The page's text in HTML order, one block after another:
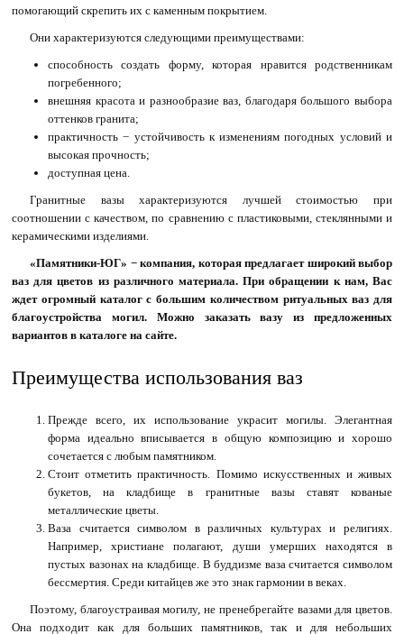
помогающий скрепить их с каменным покрытием.
Они характеризуются следующими преимуществами:
способность создать форму, которая нравится родственникам
погребенного;
внешняя красота и разнообразие ваз, благодаря большого выбора
оттенков гранита;
практичность − устойчивость к изменениям погодных условий и
высокая прочность;
доступная цена.
Гранитные вазы характеризуются лучшей стоимостью при
соотношении с качеством, по сравнению с пластиковыми, стеклянными и
керамическими изделиями.
«Памятники-ЮГ» − компания, которая предлагает широкий выбор
ваз для цветов из различного материала. При обращении к нам, Вас
ждет огромный каталог с большим количеством ритуальных ваз для
благоустройства могил. Можно заказать вазу из предложенных
вариантов в каталоге на сайте.
Преимущества использования ваз
Прежде всего, их использование украсит могилы. Элегантная
форма идеально вписывается в общую композицию и хорошо
сочетается с любым памятником.
Стоит отметить практичность. Помимо искусственных и живых
букетов, на кладбище в гранитные вазы ставят кованые
металлические цветы.
Ваза считается символом в различных культурах и религиях.
Например, христиане полагают, души умерших находятся в
пустых вазонах на кладбище. В буддизме ваза считается символом
бессмертия. Среди китайцев же это знак гармонии в веках.
Поэтому, благоустраивая могилу, не пренебрегайте вазами для цветов.
Она подходит как для больших памятников, так и для небольших